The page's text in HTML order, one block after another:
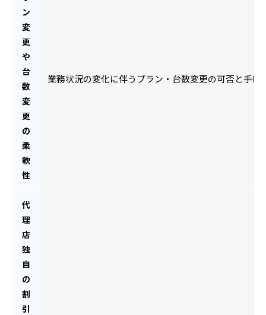
ン
変
更
や
台
数
変
更
の
柔
軟
性
業務状況の変化に伴うプラン・台数変更の可否と手続
代
理
店
独
自
の
割
引